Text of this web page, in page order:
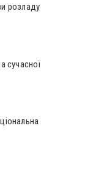
розладу
сучасної